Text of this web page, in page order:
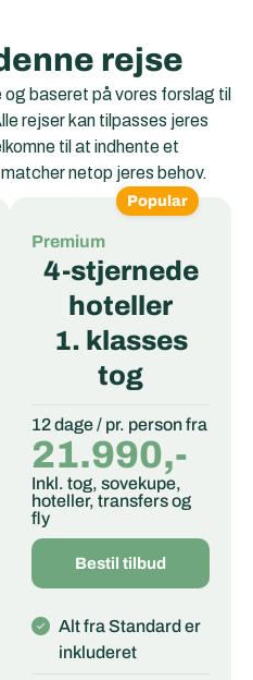
rejse
og baseret på vores forslag til
rejser kan tilpasses jeres
til at indhente et
netop jeres behov.
Premium
4-stjernede
hoteller
1. klasses
tog
12 dage / pr. person fra
21.990,-
Inkl. tog, sovekupe,
hoteller, transfers og
fly
Bestil tilbud
Alt fra Standard er
inkluderet
Popular